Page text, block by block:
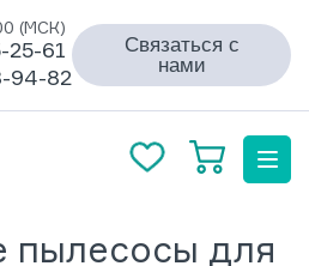
(МСК)
25-61
94-82
Связаться с
нами
пылесосы для